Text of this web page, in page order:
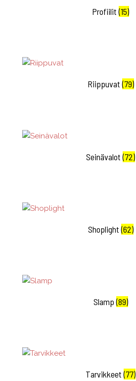
Profiilit(15)
Riippuvat(79)
Seinävalot(72)
Shoplight(62)
Slamp(89)
Tarvikkeet(77)